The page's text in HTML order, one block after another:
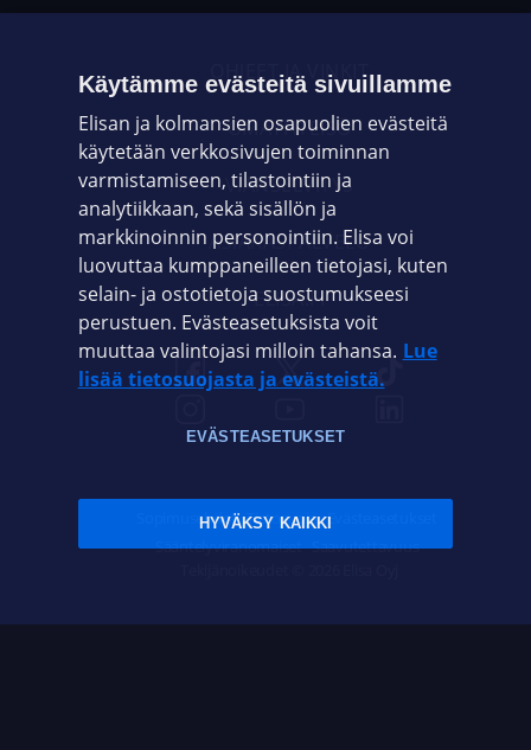
OHJEET JA VINKIT
OMAYHTEISÖ
VIANSELVITYS
ASIAKASPALVELU
ELISA.FI
Sopimusehdot Tietosuoja Evästeasetukset
Sääntelyviranomaiset Saavutettavuus
Käytämme evästeitä sivuillamme
Elisan ja kolmansien osapuolien evästeitä
käytetään verkkosivujen toiminnan
varmistamiseen, tilastointiin ja
analytiikkaan, sekä sisällön ja
markkinoinnin personointiin. Elisa voi
luovuttaa kumppaneilleen tietojasi, kuten
selain- ja ostotietoja suostumukseesi
perustuen. Evästeasetuksista voit
muuttaa valintojasi milloin tahansa. Lue
lisää tietosuojasta ja evästeistä.
EVÄSTEASETUKSET
HYVÄKSY KAIKKI